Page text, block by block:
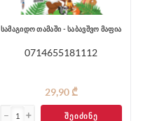
სამაგიდო თამაში - საბავშვო მაფია
0714655181112
29,90 ₾
ᲨᲔᲘᲫᲘᲜᲔ